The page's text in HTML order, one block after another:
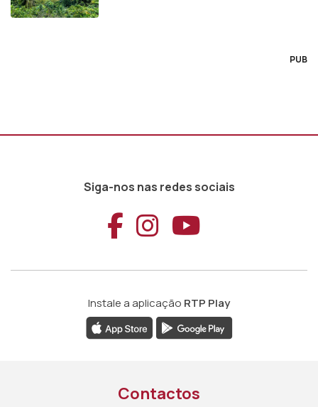
PUB
Siga-nos nas redes sociais
Aceder ao
Aceder ao
Aceder
Instale a aplicação RTP Play
Contactos